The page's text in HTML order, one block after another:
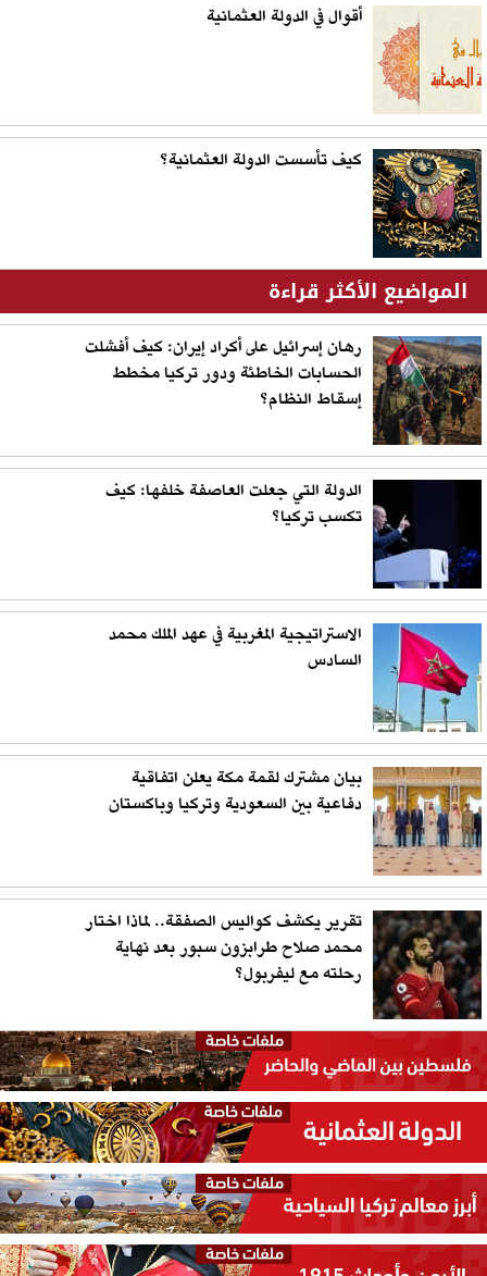
أقوال في الدولة العثمانية
كيف تأسست الدولة العثمانية؟
المواضيع الأكثر قراءة
رهان إسرائيل على أكراد إيران: كيف أفشلت
الحسابات الخاطئة ودور تركيا مخطط
إسقاط النظام؟
الدولة التي جعلت العاصفة خلفها: كيف
تكسب تركيا؟
الاستراتيجية المغربية في عهد الملك محمد
السادس
بيان مشترك لقمة مكة يعلن اتفاقية
دفاعية بين السعودية وتركيا وباكستان
تقرير يكشف كواليس الصفقة.. لماذا اختار
محمد صلاح طرابزون سبور بعد نهاية
رحلته مع ليفربول؟